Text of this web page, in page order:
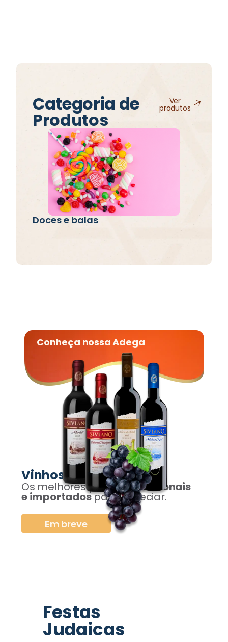
Categoria de
Produtos
Ver
produtos
Doces e balas
Conheça nossa Adega
Vinhos
Os melhores produtos,nacionais
e importadospara apreciar.
Em breve
Festas
Judaicas